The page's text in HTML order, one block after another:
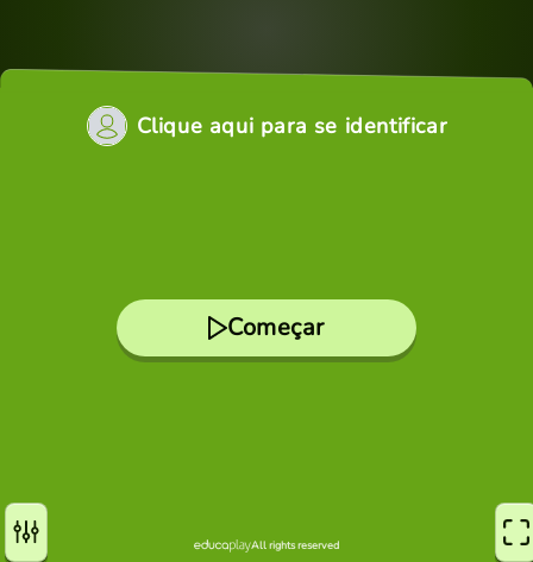
Clique aqui para se identificar
Começar
All rights reserved